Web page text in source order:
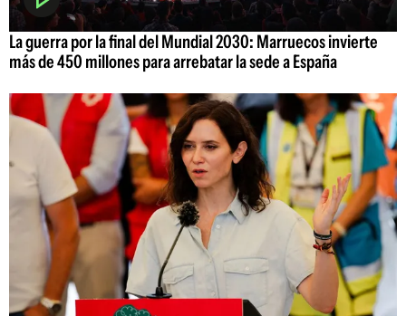
La guerra por la final del Mundial 2030: Marruecos invierte
más de 450 millones para arrebatar la sede a España